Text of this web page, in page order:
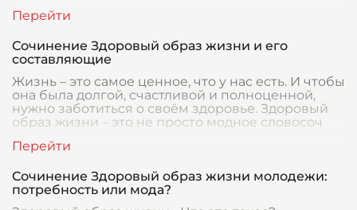
Сочинение Здоровый образ жизни и его
составляющие
Жизнь – это самое ценное, что у нас есть. И чтобы
она была долгой, счастливой и полноценной,
нужно заботиться о своём здоровье. Здоровый
образ жизни – это не просто модное словосоч
Сочинение Здоровый образ жизни молодежи:
потребность или мода?